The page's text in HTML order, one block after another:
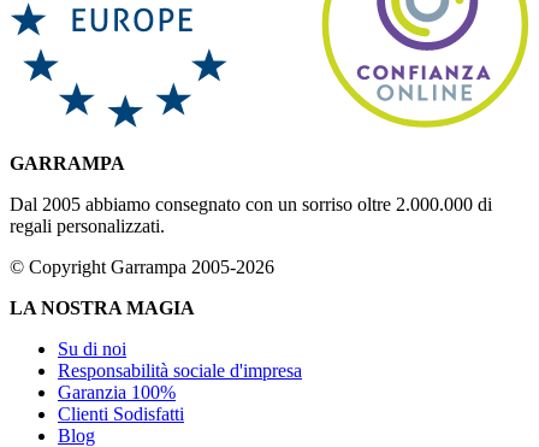
GARRAMPA
Dal 2005 abbiamo consegnato con un sorriso oltre 2.000.000 di
regali personalizzati.
© Copyright Garrampa 2005-2026
LA NOSTRA MAGIA
Su di noi
Responsabilità sociale d'impresa
Garanzia 100%
Clienti Sodisfatti
Blog